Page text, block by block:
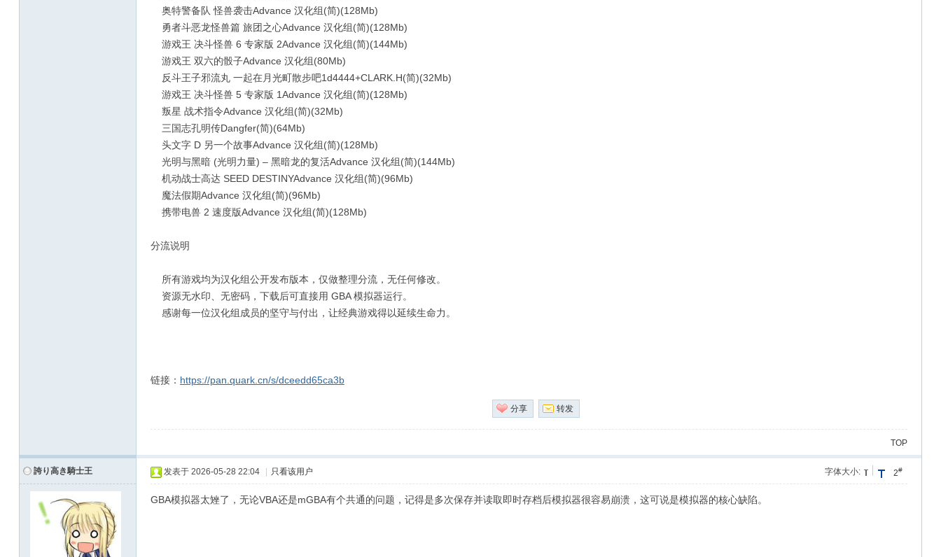
奥特警备队 怪兽袭击Advance 汉化组(简)(128Mb)
勇者斗恶龙怪兽篇 旅团之心Advance 汉化组(简)(128Mb)
游戏王 决斗怪兽 6 专家版 2Advance 汉化组(简)(144Mb)
游戏王 双六的骰子Advance 汉化组(80Mb)
反斗王子邪流丸 一起在月光町散步吧1d4444+CLARK.H(简)(32Mb)
游戏王 决斗怪兽 5 专家版 1Advance 汉化组(简)(128Mb)
叛星 战术指令Advance 汉化组(简)(32Mb)
三国志孔明传Dangfer(简)(64Mb)
头文字 D 另一个故事Advance 汉化组(简)(128Mb)
光明与黑暗 (光明力量) – 黑暗龙的复活Advance 汉化组(简)(144Mb)
机动战士高达 SEED DESTINYAdvance 汉化组(简)(96Mb)
魔法假期Advance 汉化组(简)(96Mb)
携带电兽 2 速度版Advance 汉化组(简)(128Mb)
分流说明
所有游戏均为汉化组公开发布版本，仅做整理分流，无任何修改。
资源无水印、无密码，下载后可直接用 GBA 模拟器运行。
感谢每一位汉化组成员的坚守与付出，让经典游戏得以延续生命力。
链接： https://pan.quark.cn/s/dceedd65ca3b
分享 转发
TOP
誇り高き騎士王 2#
字体大小:
发表于 2026-05-28 22:04 只看该用户
GBA模拟器太矬了，无论VBA还是mGBA有个共通的问题，记得是多次保存并读取即时存档后模拟器很容易崩溃，这可说是模拟器的核心缺陷。